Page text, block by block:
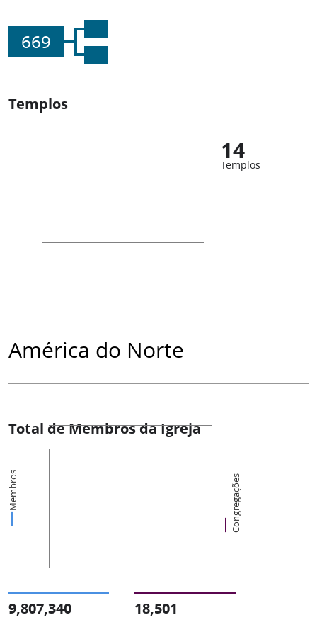
669
Templos
14
Templos
América do Norte
Total de Membros da Igreja
Membros Congregações
9,807,340 18,501